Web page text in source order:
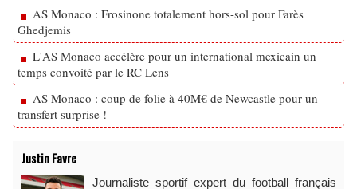
AS Monaco : Frosinone totalement hors-sol pour Farès
Ghedjemis
L'AS Monaco accélère pour un international mexicain un
temps convoité par le RC Lens
AS Monaco : coup de folie à 40M€ de Newcastle pour un
transfert surprise !
Justin Favre
Journaliste sportif expert du football français